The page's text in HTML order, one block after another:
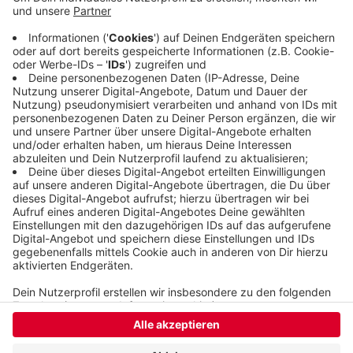
ausgebrochen. Dabei entstand viel Rauch, der auch
noch in großer Entfernung zu sehen war. Deshalb
wählten auch viele Wuppertaler den Notruf der
Feuerwehr.
Veröffentlicht:Mittwoch, 04.11.2020 18:54
Anzeige
Anzeige